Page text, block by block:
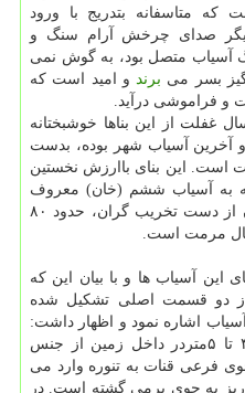
كه متاسفانه بتدریج با ورود
صدای چرخش آرام سنگ و
آسیاب متصل بود، به گوش نمی
بسر می برند و امید است كه
و فراموشی درآید.
ادامه داد: امروزه بعد از ۴۵ سال غفلت از این بناها خوشبختانه
آخرین آسیاب شهر بوده، بدست
است. این بنای باارزش نخستین
به آسیاب ششم (خان) معروف
بوده و خوشبختانه بخاطر دور بودن از دست تخریب گران، حدود ۸۰
مرمت است.
این آسیاب ها و با بیان این كه
دو قسمت اصلی تشكیل شده
اشاره نمود و اظهار داشت:
تنوره استوانه ای با عمق حدودا ۴ تا ۵متردر داخل زمین از جنس
فرعی قنات به تنوره وارد می
به جوی برمی گشته است. در